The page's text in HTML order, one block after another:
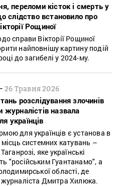
переломи кісток і смерть у
слідство встановило про
Рощиної
справи Вікторії Рощиної
найповнішу картину подій
до загибелі у 2024-му.
-26 Травня 2026
розслідування злочинів
журналістів назвала
українців
для українців є установа в
системних катувань –
яке українські
"російським Гуантанамо", а
області, де
журналіста Дмитра Хилюка.